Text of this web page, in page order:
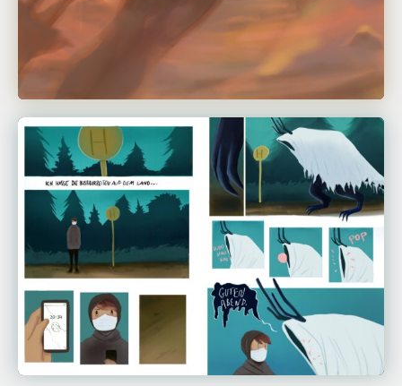
Kai Schüz